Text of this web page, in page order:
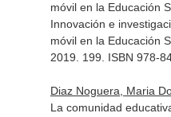
móvil en la Educación
Innovación e
móvil en la Educación
2019. 199. ISBN 978-
Diaz Noguera, Maria
La comunidad